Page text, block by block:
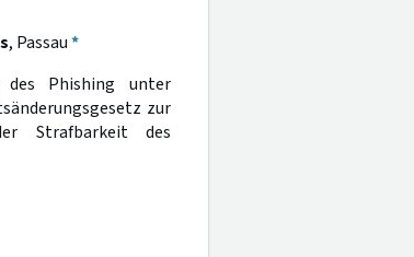
, Passau*
Phishing unter
zur
Strafbarkeit des